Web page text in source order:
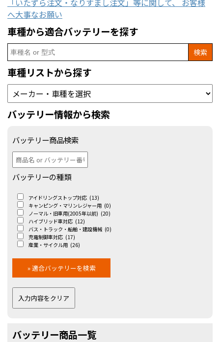
へ大事なお願い
車種から適合バッテリーを探す
Search
for:
車種リストから探す
バッテリー情報から検索
バッテリー商品検索
バッテリーの種類
アイドリングストップ対応 (13)
キャンピング・マリンレジャー用 (0)
ノーマル・旧車用(2005年以前) (20)
ハイブリッド車対応 (12)
バス・トラック・船舶・建設機械 (0)
充電制御車対応 (17)
産業・サイクル用 (26)
バッテリー商品一覧